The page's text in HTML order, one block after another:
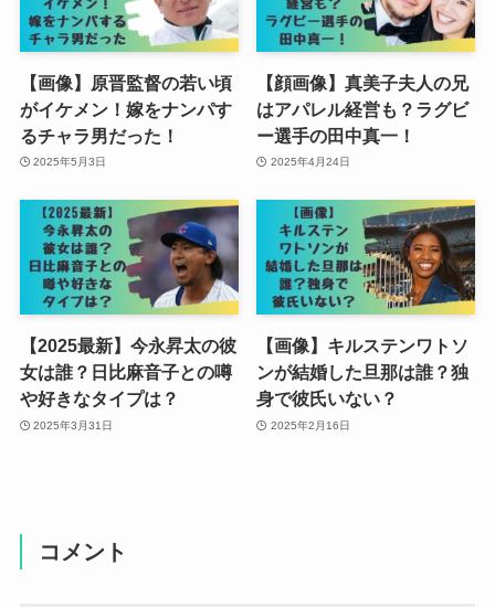
【画像】原晋監督の若い頃
がイケメン！嫁をナンパす
るチャラ男だった！
2025年5月3日
【顔画像】真美子夫人の兄
はアパレル経営も？ラグビ
ー選手の田中真一！
2025年4月24日
【2025最新】今永昇太の彼
女は誰？日比麻音子との噂
や好きなタイプは？
2025年3月31日
【画像】キルステンワトソ
ンが結婚した旦那は誰？独
身で彼氏いない？
2025年2月16日
コメント